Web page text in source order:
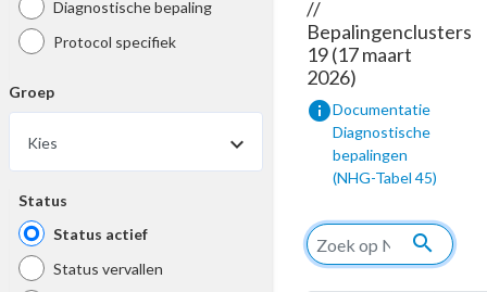
Diagnostische bepaling
Protocol specifiek
Groep
Kies
Status
Status actief
Status vervallen
//
Bepalingenclusters
19 (17 maart
2026)
infoDocumentatie
Diagnostische
bepalingen
(NHG-Tabel 45)
search